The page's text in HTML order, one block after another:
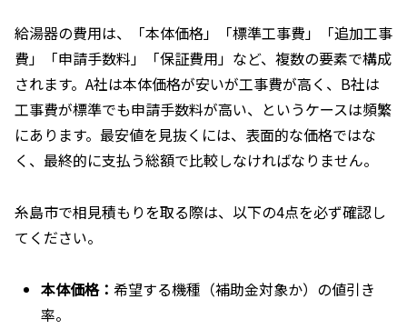
給湯器の費用は、「本体価格」「標準工事費」「追加工事
費」「申請手数料」「保証費用」など、複数の要素で構成
されます。A社は本体価格が安いが工事費が高く、B社は
工事費が標準でも申請手数料が高い、というケースは頻繁
にあります。最安値を見抜くには、表面的な価格ではな
く、最終的に支払う総額で比較しなければなりません。
糸島市で相見積もりを取る際は、以下の4点を必ず確認し
てください。
本体価格：希望する機種（補助金対象か）の値引き
率。